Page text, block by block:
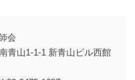
会
青山1-1-1 新青山ビル西館